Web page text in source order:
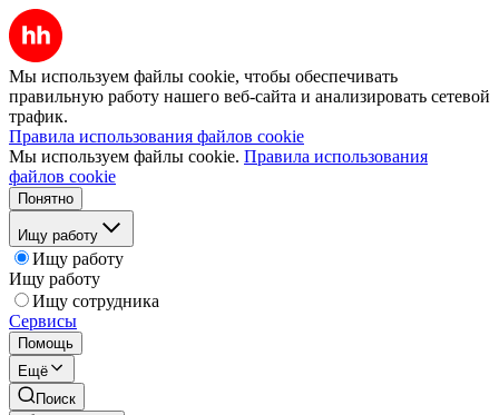
Мы используем файлы cookie, чтобы обеспечивать
правильную работу нашего веб-сайта и анализировать сетевой
трафик.
Правила использования файлов cookie
Мы используем файлы cookie. Правила использования
файлов cookie
Понятно
Ищу работу
Ищу работу
Ищу работу
Ищу сотрудника
Сервисы
Помощь
Ещё
Поиск